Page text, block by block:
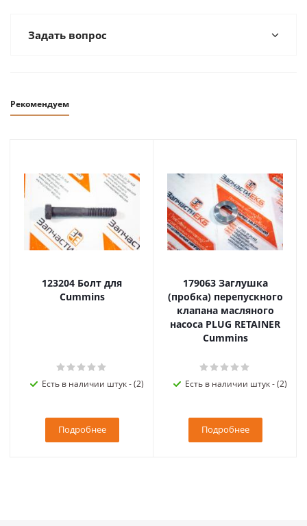
Задать вопрос
Рекомендуем
123204 Болт для
Cummins
Есть в наличии штук - (2)
Подробнее
179063 Заглушка
(пробка) перепускного
клапана масляного
насоса PLUG RETAINER
Cummins
Есть в наличии штук - (2)
Подробнее